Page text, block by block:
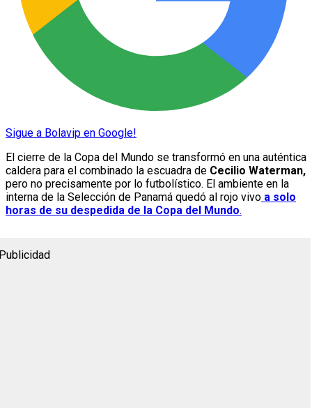
Sigue a Bolavip en Google!
El cierre de la Copa del Mundo se transformó en una auténtica
caldera para el combinado la escuadra de Cecilio Waterman,
pero no precisamente por lo futbolístico. El ambiente en la
interna de la Selección de Panamá quedó al rojo vivo a solo
horas de su despedida de la Copa del Mundo.